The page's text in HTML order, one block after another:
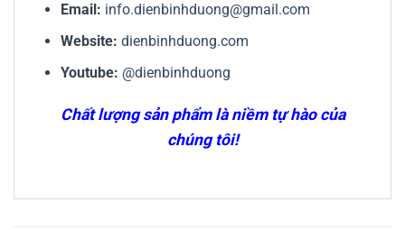
Email: info.dienbinhduong@gmail.com
Website: dienbinhduong.com
Youtube: @dienbinhduong
Chất lượng sản phẩm là niềm tự hào của
chúng tôi!